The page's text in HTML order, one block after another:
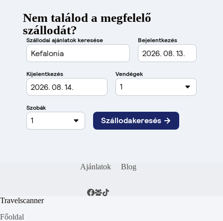
Nem találod a megfelelő
szállodát?
Ajánlatok Blog
Travelscanner
Főoldal